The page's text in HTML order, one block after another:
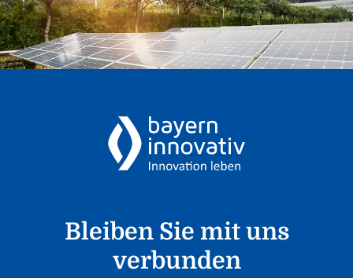
Bleiben Sie mit uns
verbunden